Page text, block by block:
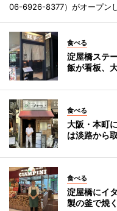
06-6926-8377）がオープンし
食べる
淀屋橋ステ
飯が看板、
食べる
大阪・本町
は淡路から
食べる
淀屋橋にイ
製の釜で焼